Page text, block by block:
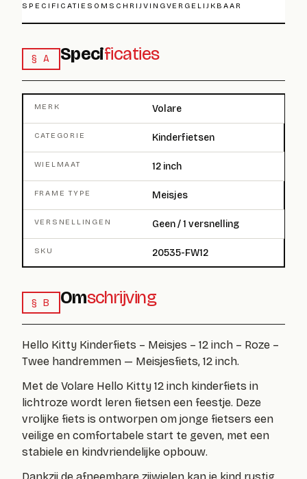
SPECIFICATIES OMSCHRIJVINGVERGELIJKBAAR
§ A Specificaties
MERK Volare
CATEGORIE Kinderfietsen
WIELMAAT 12 inch
FRAME TYPE Meisjes
VERSNELLINGEN Geen / 1 versnelling
SKU 20535-FW12
§ B Omschrijving
Hello Kitty Kinderfiets – Meisjes – 12 inch – Roze –
Twee handremmen — Meisjesfiets, 12 inch.
Met de Volare Hello Kitty 12 inch kinderfiets in
lichtroze wordt leren fietsen een feestje. Deze
vrolijke fiets is ontworpen om jonge fietsers een
veilige en comfortabele start te geven, met een
stabiele en kindvriendelijke opbouw.